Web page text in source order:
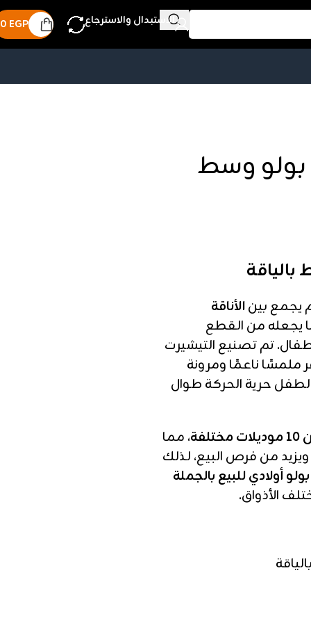
الاستبدال والاسترجاع 0 EGP
بولو وسط
يجمع بينالأناقة
يجعله من القطع
تم تصنيع التيشيرت
ملمسًا ناعمًا ومرونة
حرية الحركة طوال
، مما
من فرص البيع، لذلك
أولادي للبيع بالجملة
الأذواق.